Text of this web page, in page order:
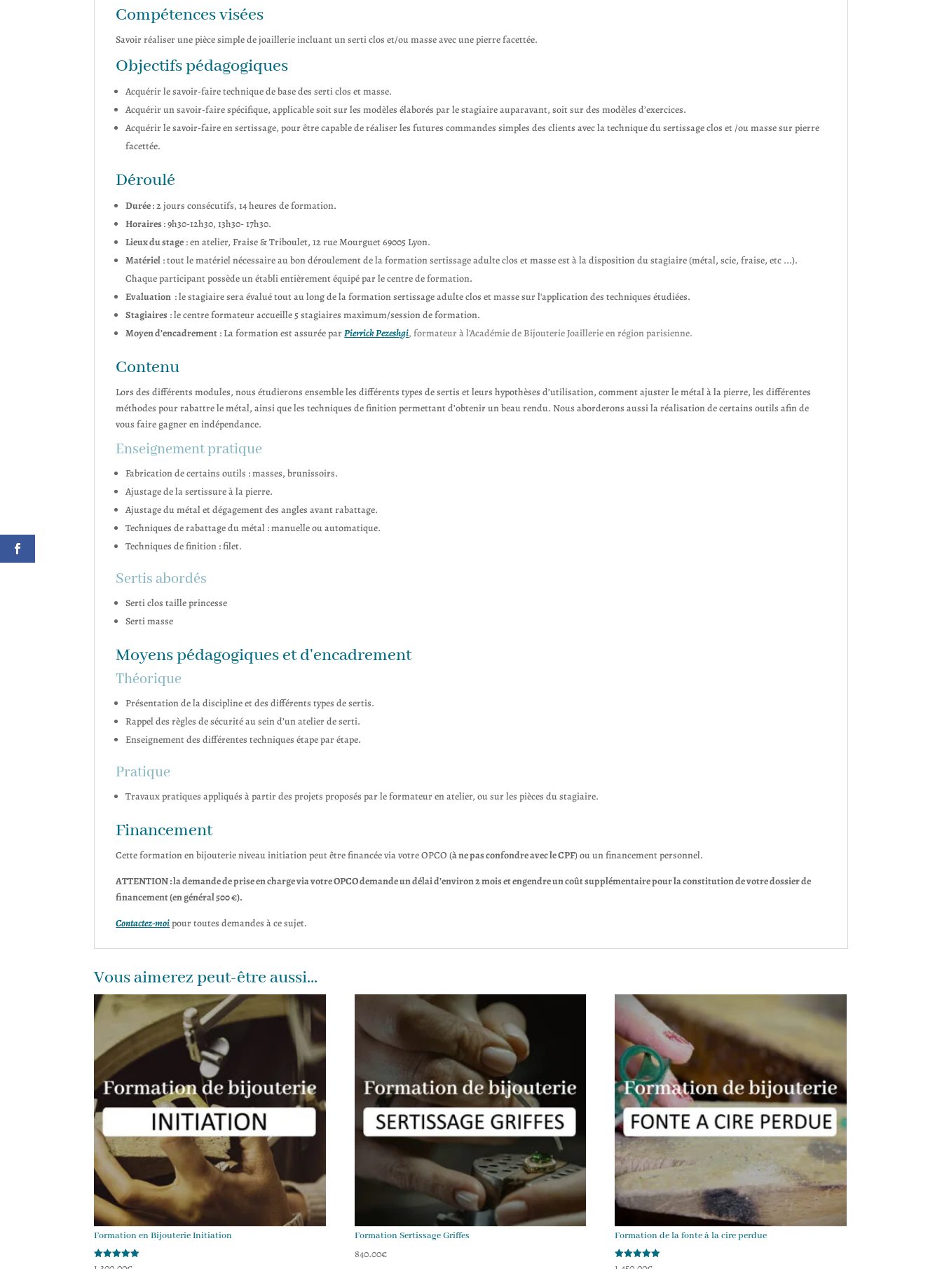
Compétences visées
Savoir réaliser une pièce simple de joaillerie incluant un serti clos et/ou masse avec une pierre facettée.
Objectifs pédagogiques
Acquérir le savoir-faire technique de base des serti clos et masse.
Acquérir un savoir-faire spécifique, applicable soit sur les modèles élaborés par le stagiaire auparavant, soit sur des modèles d’exercices.
Acquérir le savoir-faire en sertissage, pour être capable de réaliser les futures commandes simples des clients avec la technique du sertissage clos et /ou masse sur pierre
facettée.
Déroulé
Durée: 2 jours consécutifs, 14 heures de formation.
Horaires : 9h30-12h30, 13h30- 17h30.
Lieux du stage : en atelier, Fraise & Triboulet, 12 rue Mourguet 69005 Lyon.
Matériel : tout le matériel nécessaire au bon déroulement de la formation sertissage adulte clos et masse est à la disposition du stagiaire (métal, scie, fraise, etc ...).
Chaque participant possède un établi entièrement équipé par le centre de formation.
Evaluation : le stagiaire sera évalué tout au long de la formation sertissage adulte clos et masse sur l'application des techniques étudiées.
Stagiaires : le centre formateur accueille 5 stagiaires maximum/session de formation.
Moyen d’encadrement : La formation est assurée parPierrick Pezeshgi, formateur à l'Académie de Bijouterie Joaillerie en région parisienne.
Contenu
Lors des différents modules, nous étudierons ensemble les différents types de sertis et leurs hypothèses d’utilisation, comment ajuster le métal à la pierre, les différentes
méthodes pour rabattre le métal, ainsi que les techniques de finition permettant d’obtenir un beau rendu. Nous aborderons aussi la réalisation de certains outils afin de
vous faire gagner en indépendance.
Enseignement pratique
Fabrication de certains outils : masses, brunissoirs.
Ajustage de la sertissure à la pierre.
Ajustage du métal et dégagement des angles avant rabattage.
Techniques de rabattage du métal : manuelle ou automatique.
Techniques de finition : filet.
Sertis abordés
Serti clos taille princesse
Serti masse
Moyens pédagogiques et d'encadrement
Théorique
Présentation de la discipline et des différents types de sertis.
Rappel des règles de sécurité au sein d’un atelier de serti.
Enseignement des différentes techniques étape par étape.
Pratique
Travaux pratiques appliqués à partir des projets proposés par le formateur en atelier, ou sur les pièces du stagiaire.
Financement
Cette formation en bijouterie niveau initiation peut être financée via votre OPCO (à ne pas confondre avec le CPF) ou un financement personnel.
ATTENTION : la demande de prise en charge via votre OPCO demande un délai d’environ 2 mois et engendre un coût supplémentaire pour la constitution de votre dossier de
financement (en général 500 €).
Contactez-moipour toutes demandes à ce sujet.
Vous aimerez peut-être aussi…
Formation en Bijouterie Initiation
Note
Formation Sertissage Griffes
840.00€
Formation de la fonte à la cire perdue
Note